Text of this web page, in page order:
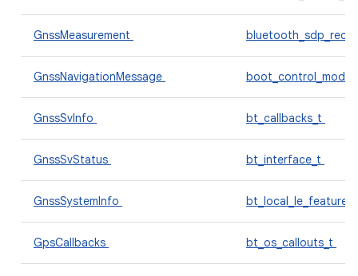
GnssMeasurement
GnssNavigationMessage
GnssSvInfo bt_callbacks_t
GnssSvStatus bt_interface_t
GnssSystemInfo
GpsCallbacks bt_os_callouts_t